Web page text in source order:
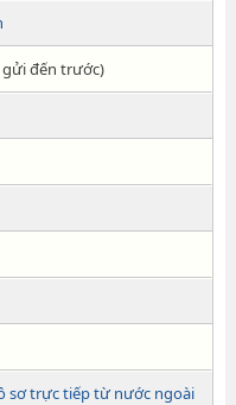
gửi đến trước)
sơ trực tiếp từ nước ngoài